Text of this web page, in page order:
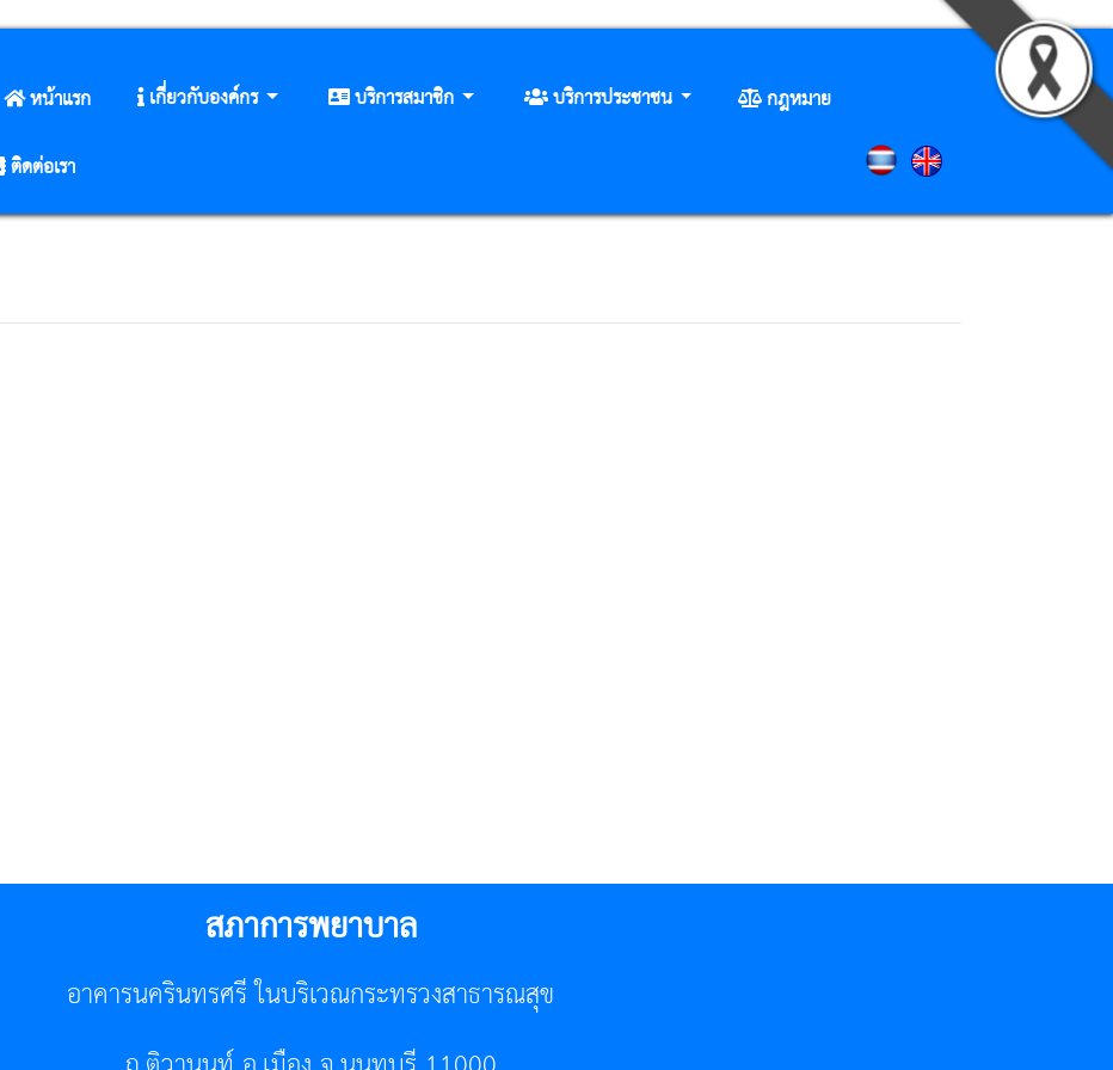
หน้าแรก เกี่ยวกับองค์กร บริการสมาชิก บริการประชาชน
กฎหมาย
ติดต่อเรา
สภาการพยาบาล
อาคารนครินทรศรี ในบริเวณกระทรวงสาธารณสุข